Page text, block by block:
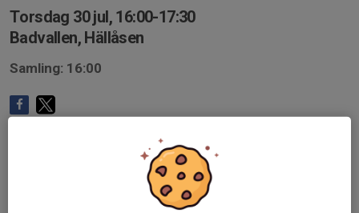
Torsdag 30 jul, 16:00-17:30
Badvallen, Hällåsen
Samling: 16:00